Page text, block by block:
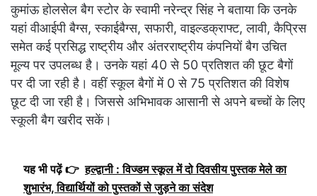
कुमांऊ होलसेल बैग स्टोर के स्वामी नरेन्द्र सिंह ने बताया कि उनके
यहां वीआईपी बैग्स, स्काईबैग्स, सफारी, वाइल्डक्राफ्ट, लावी, कैप्रिस
समेत कई प्रसिद्ध राष्ट्रीय और अंतरराष्ट्रीय कंपनियों बैग उचित
मूल्य पर उपलब्ध है। उनके यहां 40 से 50 प्रतिशत की छूट बैगों
पर दी जा रही है। वहीं स्कूल बैगों में 0 से 75 प्रतिशत की विशेष
छूट दी जा रही है। जिससे अभिभावक आसानी से अपने बच्चों के लिए
स्कूली बैग खरीद सकें।
यह भी पढ़ें 👉 हल्द्वानी : विज्डम स्कूल में दो दिवसीय पुस्तक मेले का
शुभारंभ, विद्यार्थियों को पुस्तकों से जुड़ने का संदेश